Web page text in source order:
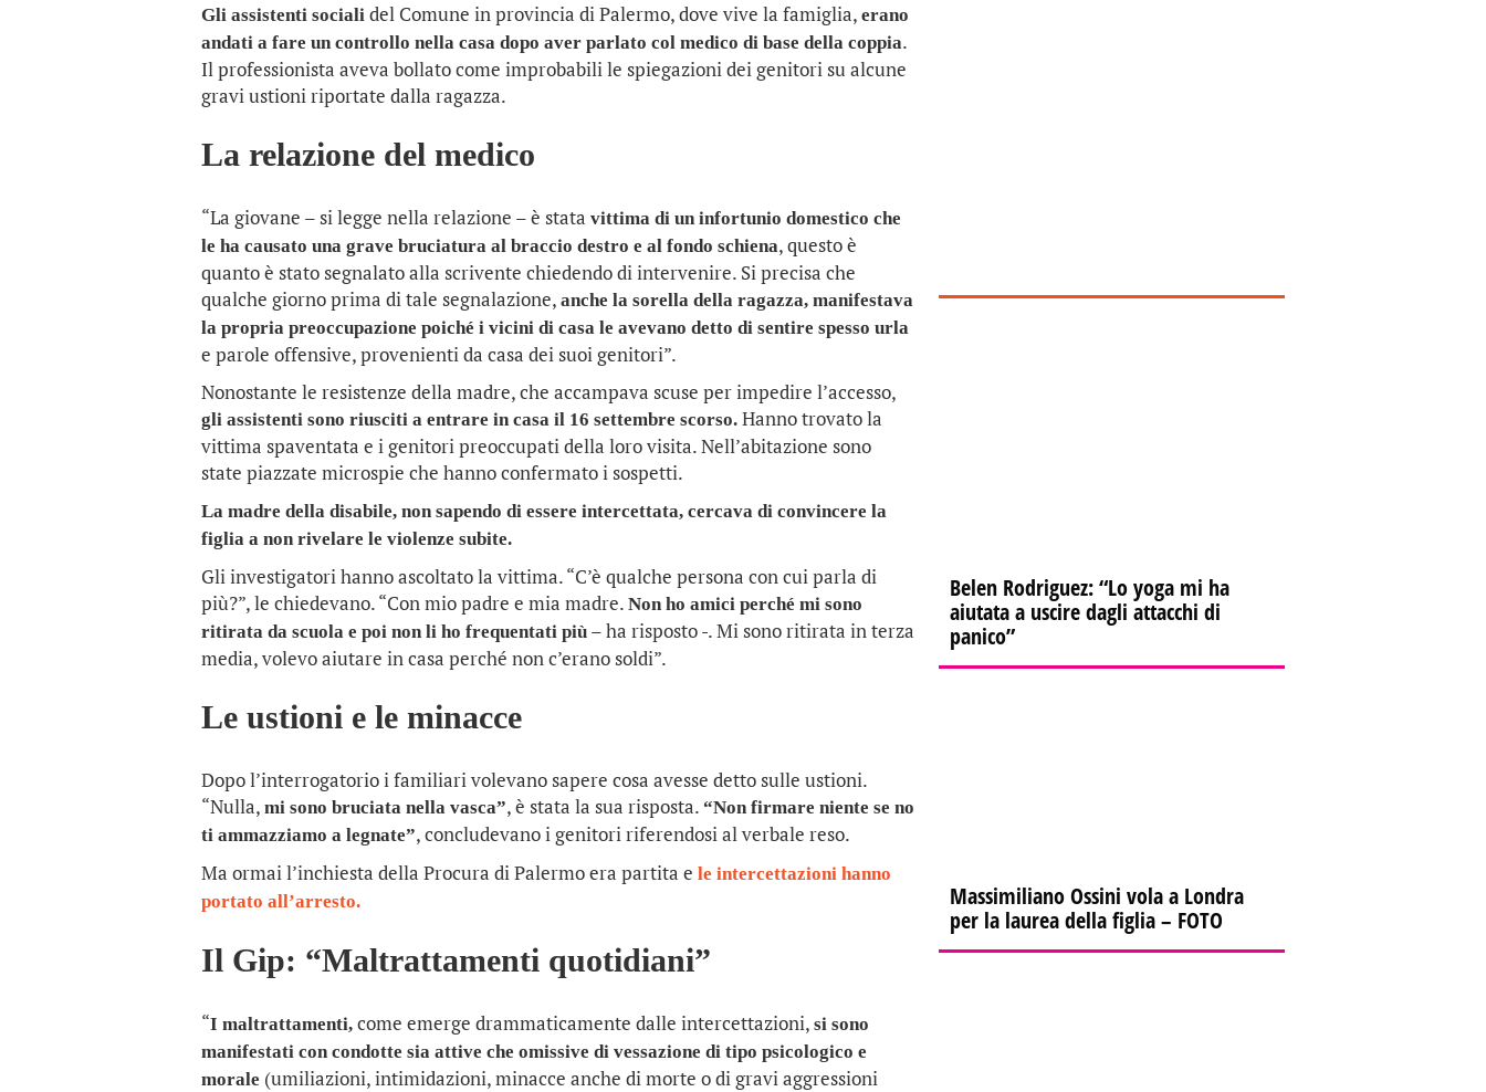
Gli assistenti sociali del Comune in provincia di Palermo, dove vive la famiglia, erano
andati a fare un controllo nella casa dopo aver parlato col medico di base della coppia.
Il professionista aveva bollato come improbabili le spiegazioni dei genitori su alcune
gravi ustioni riportate dalla ragazza.
La relazione del medico
“La giovane – si legge nella relazione – è stata vittima di un infortunio domestico che
le ha causato una grave bruciatura al braccio destro e al fondo schiena, questo è
quanto è stato segnalato alla scrivente chiedendo di intervenire. Si precisa che
qualche giorno prima di tale segnalazione, anche la sorella della ragazza, manifestava
la propria preoccupazione poiché i vicini di casa le avevano detto di sentire spesso urla
e parole offensive, provenienti da casa dei suoi genitori”.
Nonostante le resistenze della madre, che accampava scuse per impedire l’accesso,
gli assistenti sono riusciti a entrare in casa il 16 settembre scorso. Hanno trovato la
vittima spaventata e i genitori preoccupati della loro visita. Nell’abitazione sono
state piazzate microspie che hanno confermato i sospetti.
La madre della disabile, non sapendo di essere intercettata, cercava di convincere la
figlia a non rivelare le violenze subite.
Gli investigatori hanno ascoltato la vittima. “C’è qualche persona con cui parla di
più?”, le chiedevano. “Con mio padre e mia madre. Non ho amici perché mi sono
ritirata da scuola e poi non li ho frequentati più – ha risposto -. Mi sono ritirata in terza
media, volevo aiutare in casa perché non c’erano soldi”.
Le ustioni e le minacce
Dopo l’interrogatorio i familiari volevano sapere cosa avesse detto sulle ustioni.
“Nulla, mi sono bruciata nella vasca”, è stata la sua risposta. “Non firmare niente se no
ti ammazziamo a legnate”, concludevano i genitori riferendosi al verbale reso.
Ma ormai l’inchiesta della Procura di Palermo era partita e le intercettazioni hanno
portato all’arresto.
Il Gip: “Maltrattamenti quotidiani”
“I maltrattamenti, come emerge drammaticamente dalle intercettazioni, si sono
manifestati con condotte sia attive che omissive di vessazione di tipo psicologico e
morale (umiliazioni, intimidazioni, minacce anche di morte o di gravi aggressioni
Belen Rodriguez: “Lo yoga mi ha
aiutata a uscire dagli attacchi di
panico”
Massimiliano Ossini vola a Londra
per la laurea della figlia – FOTO